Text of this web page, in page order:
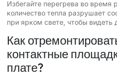
Избегайте перегрева во
количество тепла разрушает
при ярком свете, чтобы видеть
Как
контактные
плате?